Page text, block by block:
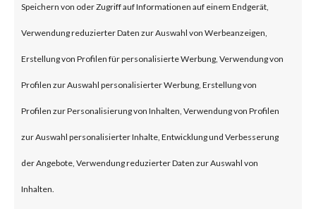
Speichern von oder Zugriff auf Informationen auf einem Endgerät,
Verwendung reduzierter Daten zur Auswahl von Werbeanzeigen,
Erstellung von Profilen für personalisierte Werbung, Verwendung von
Profilen zur Auswahl personalisierter Werbung, Erstellung von
Profilen zur Personalisierung von Inhalten, Verwendung von Profilen
zur Auswahl personalisierter Inhalte, Entwicklung und Verbesserung
der Angebote, Verwendung reduzierter Daten zur Auswahl von
Inhalten.
published by JumpCloud, an
unnamed nation-state threat
actor compromised the
company’s systems through a
spear-phishing attack in late
June 2023. While the details of
the attack were not released,
the attack was allegedly